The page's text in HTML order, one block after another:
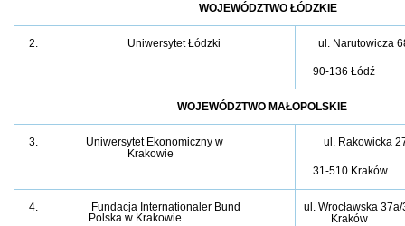
WOJEWÓDZTWO ŁÓDZKIE
2. Uniwersytet Łódzki ul. Narutowicza
90-136 Łódź
WOJEWÓDZTWO MAŁOPOLSKIE
3.
Uniwersytet Ekonomiczny w
Krakowie
ul. Rakowicka
31-510 Kraków
4.
Fundacja Internationaler Bund
Polska w Krakowie
ul. Wrocławska
Kraków